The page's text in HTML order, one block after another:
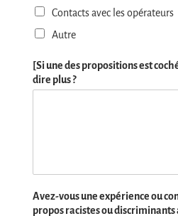
Contacts avec les opérateurs
Autre
[Si une des propositions est
dire plus ?
Avez-vous une expérience ou
propos racistes ou discriminants